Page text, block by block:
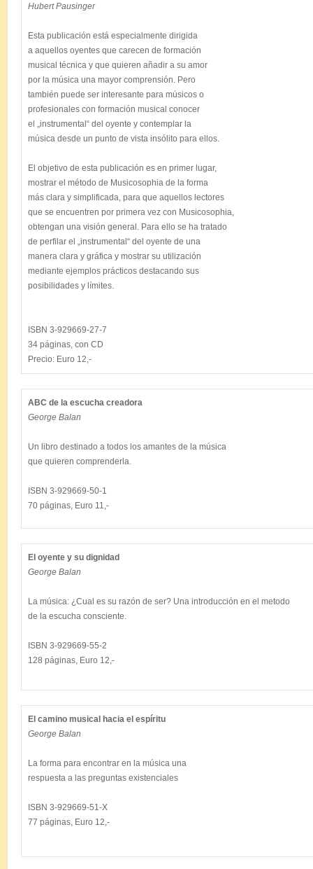
Hubert Pausinger
Esta publicación está especialmente dirigida
a aquellos oyentes que carecen de formación
musical técnica y que quieren añadir a su amor
por la música una mayor comprensión. Pero
también puede ser interesante para músicos o
profesionales con formación musical conocer
el „instrumental“ del oyente y contemplar la
música desde un punto de vista insólito para ellos.
El objetivo de esta publicación es en primer lugar,
mostrar el método de Musicosophia de la forma
más clara y simplificada, para que aquellos lectores
que se encuentren por primera vez con Musicosophia,
obtengan una visión general. Para ello se ha tratado
de perfilar el „instrumental“ del oyente de una
manera clara y gráfica y mostrar su utilización
mediante ejemplos prácticos destacando sus
posibilidades y límites.
ISBN 3-929669-27-7
34 páginas, con CD
ABC de la escucha creadora
George Balan
Un libro destinado a todos los amantes de la música
que quieren comprenderla.
ISBN 3-929669-50-1
El oyente y su dignidad
George Balan
La música: ¿Cual es su razón de ser? Una introducción en el metodo
de la escucha consciente.
ISBN 3-929669-55-2
El camino musical hacia el espíritu
George Balan
La forma para encontrar en la música una
respuesta a las preguntas existenciales
ISBN 3-929669-51-X